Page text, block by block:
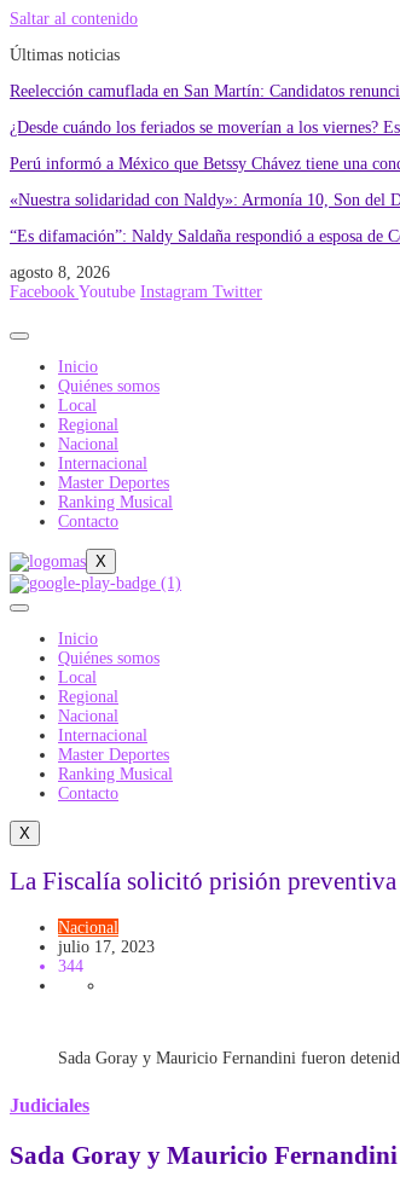
Saltar al contenido
Últimas noticias
Reelección camuflada en San Martín: Candidatos
¿Desde cuándo los feriados se moverían a los viernes?
Perú informó a México que Betssy Chávez tiene una
«Nuestra solidaridad con Naldy»: Armonía 10, Son del
“Es difamación”: Naldy Saldaña respondió a esposa de
agosto 8, 2026
Facebook Youtube Instagram Twitter
Inicio
Quiénes somos
Local
Regional
Nacional
Internacional
Master Deportes
Ranking Musical
Contacto
X
Inicio
Quiénes somos
Local
Regional
Nacional
Internacional
Master Deportes
Ranking Musical
Contacto
X
La Fiscalía solicitó prisión
Nacional
julio 17, 2023
344
Sada Goray y Mauricio Fernandini fueron
Judiciales
Sada Goray y Mauricio